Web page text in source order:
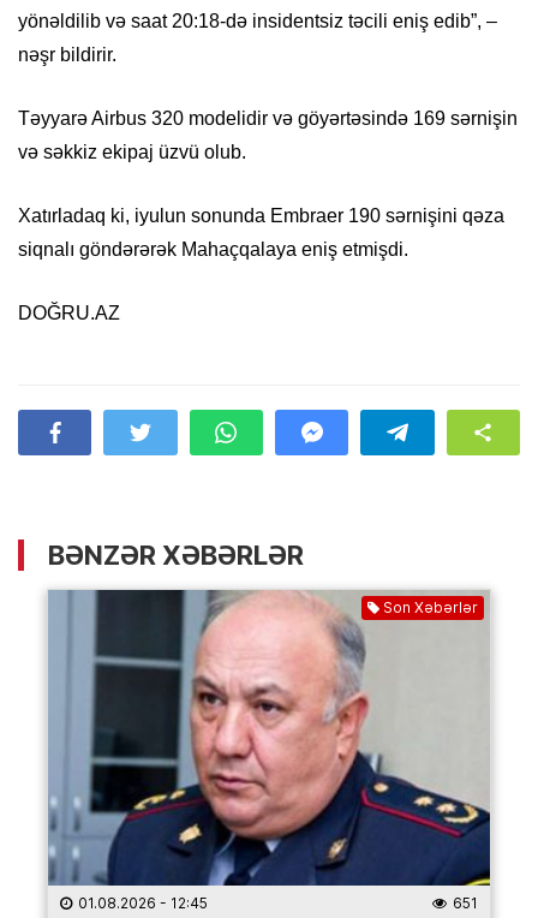
yönəldilib və saat 20:18-də insidentsiz təcili eniş edib”, –
nəşr bildirir.
Təyyarə Airbus 320 modelidir və göyərtəsində 169 sərnişin
və səkkiz ekipaj üzvü olub.
Xatırladaq ki, iyulun sonunda Embraer 190 sərnişini qəza
siqnalı göndərərək Mahaçqalaya eniş etmişdi.
DOĞRU.AZ
BƏNZƏR XƏBƏRLƏR
Son Xəbərlər
01.08.2026 - 12:45 651